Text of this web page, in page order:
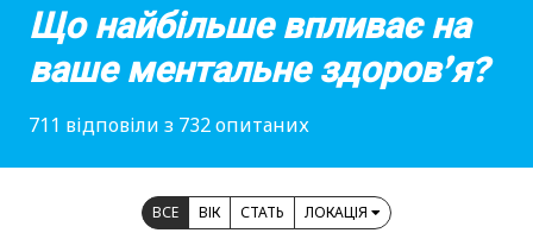
Що найбільше впливає на
ваше ментальне здоров’я?
711 відповіли з 732 опитаних
ВСЕ ВІК СТАТЬ ЛОКАЦІЯ